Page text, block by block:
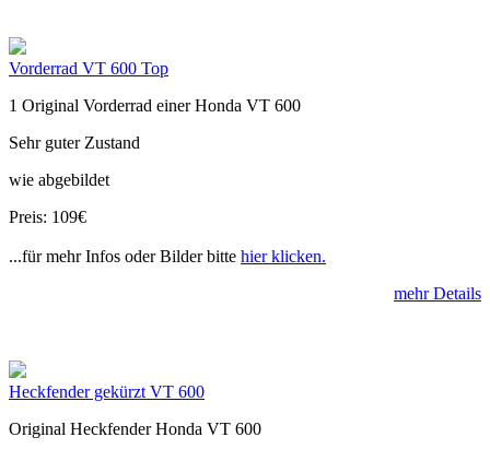
Vorderrad VT 600 Top
1 Original Vorderrad einer Honda VT 600
Sehr guter Zustand
wie abgebildet
Preis: 109€
...für mehr Infos oder Bilder bitte hier klicken.
mehr Details
Heckfender gekürzt VT 600
Original Heckfender Honda VT 600